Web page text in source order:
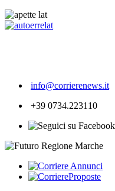
info@corrierenews.it
+39 0734.223110